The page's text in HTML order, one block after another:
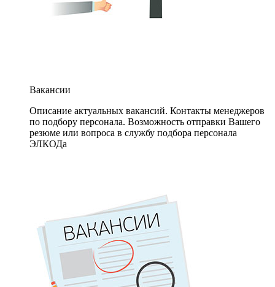
Вакансии
Описание актуальных вакансий. Контакты менеджеров
по подбору персонала. Возможность отправки Вашего
резюме или вопроса в службу подбора персонала
ЭЛКОДа